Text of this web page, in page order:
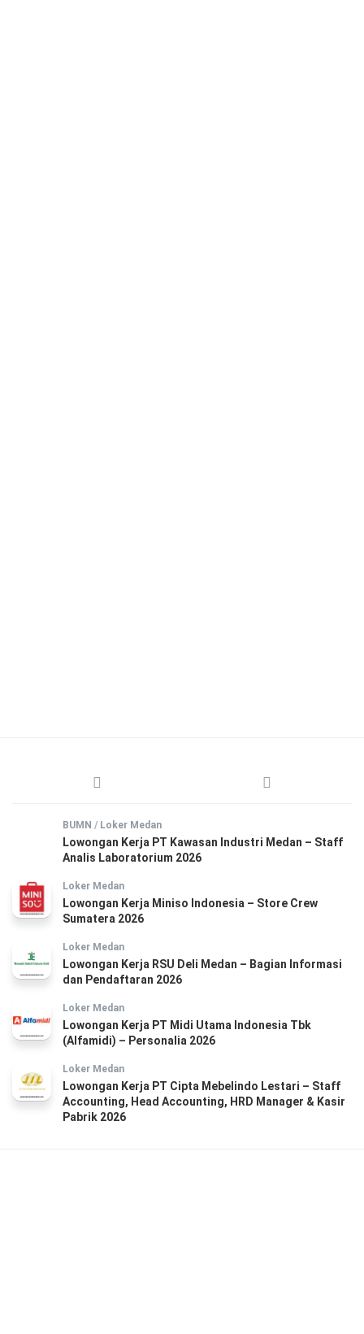
BUMN / Loker Medan
Lowongan Kerja PT Kawasan Industri Medan – Staff
Analis Laboratorium 2026
Loker Medan
Lowongan Kerja Miniso Indonesia – Store Crew
Sumatera 2026
Loker Medan
Lowongan Kerja RSU Deli Medan – Bagian Informasi
dan Pendaftaran 2026
Loker Medan
Lowongan Kerja PT Midi Utama Indonesia Tbk
(Alfamidi) – Personalia 2026
Loker Medan
Lowongan Kerja PT Cipta Mebelindo Lestari – Staff
Accounting, Head Accounting, HRD Manager & Kasir
Pabrik 2026